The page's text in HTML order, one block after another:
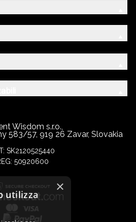
Wisdom s.r.o.,
583/57, 919 26 Zavar, Slovakia
SK2120525440
50920600
×
utilizza